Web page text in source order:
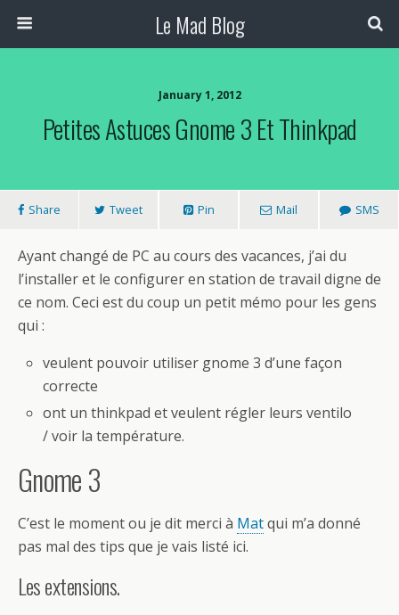
Le Mad Blog
January 1, 2012
Petites Astuces Gnome 3 Et Thinkpad
Share Tweet Pin Mail SMS
Ayant changé de PC au cours des vacances, j’ai du
l’installer et le configurer en station de travail digne de
ce nom. Ceci est du coup un petit mémo pour les gens
qui :
veulent pouvoir utiliser gnome 3 d’une façon
correcte
ont un thinkpad et veulent régler leurs ventilo
/ voir la température.
Gnome 3
C’est le moment ou je dit merci à Matqui m’a donné
pas mal des tips que je vais listé ici.
Les extensions.